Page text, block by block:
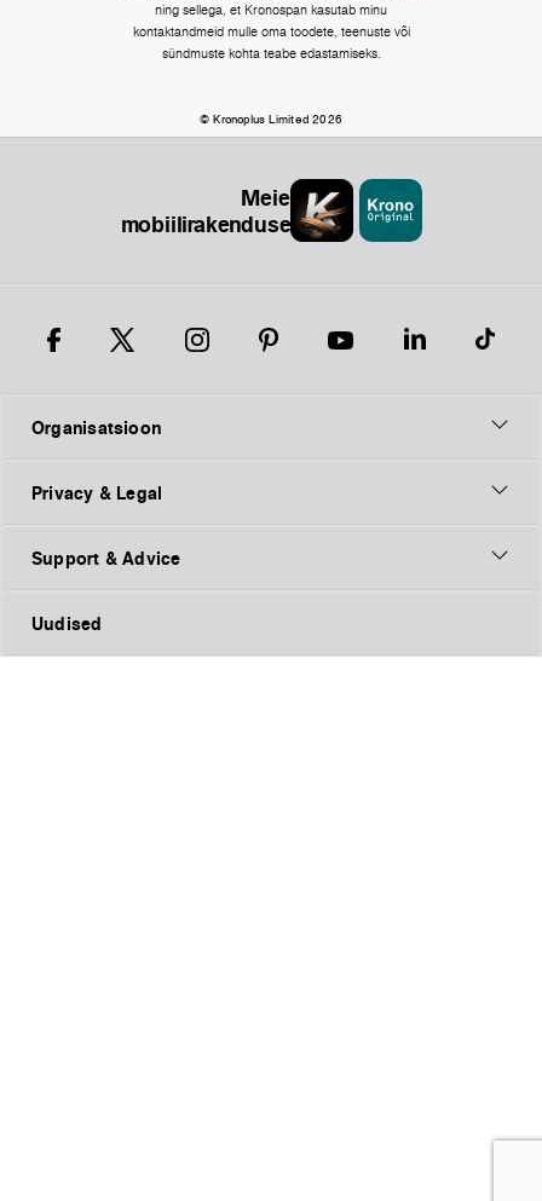
ning sellega, et Kronospan kasutab minu
kontaktandmeid mulle oma toodete, teenuste või
sündmuste kohta teabe edastamiseks.
© Kronoplus Limited 2026
Meie
mobiilirakendused
Organisatsioon
Privacy & Legal
Support & Advice
Uudised